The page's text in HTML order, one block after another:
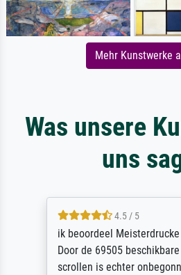
Mehr Kunstwerke
Was unsere
uns
4.5 / 5
ik beoordeel
Door de 69505
scrollen is echter